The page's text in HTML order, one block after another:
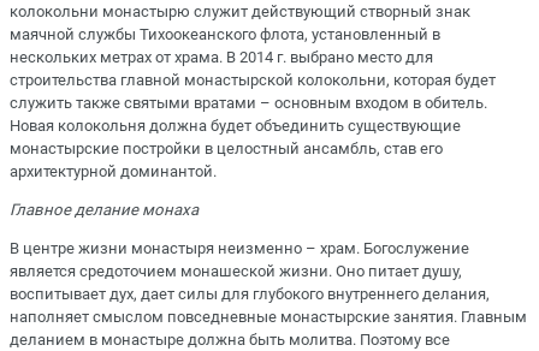
колокольни монастырю служит действующий створный знак
маячной службы Тихоокеанского флота, установленный в
нескольких метрах от храма. В 2014 г. выбрано место для
строительства главной монастырской колокольни, которая будет
служить также святыми вратами – основным входом в обитель.
Новая колокольня должна будет объединить существующие
монастырские постройки в целостный ансамбль, став его
архитектурной доминантой.
Главное делание монаха
В центре жизни монастыря неизменно – храм. Богослужение
является средоточием монашеской жизни. Оно питает душу,
воспитывает дух, дает силы для глубокого внутреннего делания,
наполняет смыслом повседневные монастырские занятия. Главным
деланием в монастыре должна быть молитва. Поэтому все